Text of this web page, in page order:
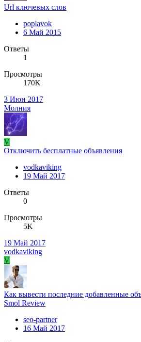
Url ключевых слов
poplavok
6 Май 2015
Ответы
1
Просмотры
170K
3 Июн 2017
Молния
V
Отключить бесплатные объявления
vodkaviking
19 Май 2017
Ответы
0
Просмотры
5K
19 Май 2017
vodkaviking
V
Как вывести последние добавленные
Smol Review
seo-partner
16 Май 2017